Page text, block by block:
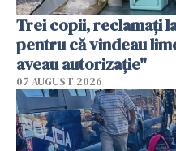
Trei copii, reclamați
pentru că vindeau
aveau autorizație"
07 AUGUST 2026